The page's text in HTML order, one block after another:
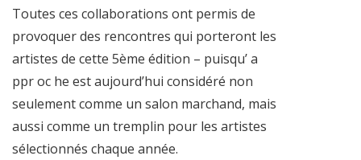
Toutes ces collaborations ont permis de
provoquer des rencontres qui porteront les
artistes de cette 5ème édition – puisqu’ a
ppr oc he est aujourd’hui considéré non
seulement comme un salon marchand, mais
aussi comme un tremplin pour les artistes
sélectionnés chaque année.